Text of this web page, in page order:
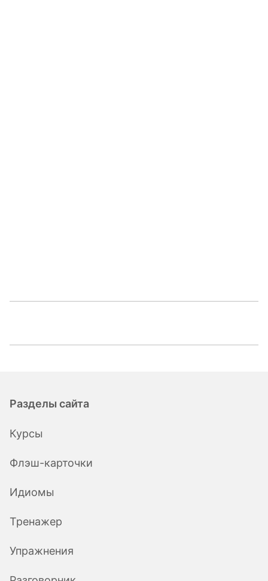
Разделы сайта
Курсы
Флэш-карточки
Идиомы
Тренажер
Упражнения